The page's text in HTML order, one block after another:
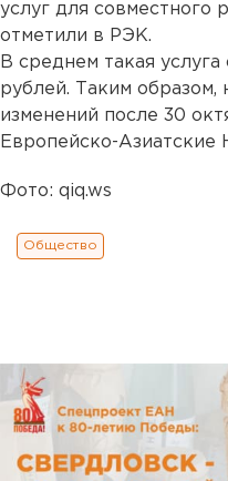
услуг для совместного
отметили в РЭК.
В среднем такая
рублей. Таким образом,
изменений после 30
Европейско-Азиатские
Фото: qiq.ws
Общество